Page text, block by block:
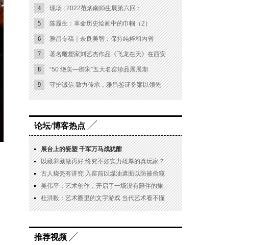
4 现场 | 2022范炳南师生展第六回：
5 陈履生：革命历史绘画中的巾帼（2）
6 雅昌专稿｜奈良美智：保持纯粹和内省
7 著名雕塑家刘艺杰作品《飞龙在天》在西安
8 “50 绝美—御宋”五大名窑珍品展展期
9 守护诚信 致力传承，雅昌鉴证备案以领先
论坛/博客热点
展台上的瓷塑 千军万马战犹酣
以藏养藏做再好 终究不如实力雄厚的真玩家？
古人烧瓷有讲究 入窑前以煤油遮面以防被偷窥
吴伟平：艺术创作，开启了一场没有陪伴的旅
杜洪毅：艺术圈里的文字游戏 当代艺术看不懂
推荐视频